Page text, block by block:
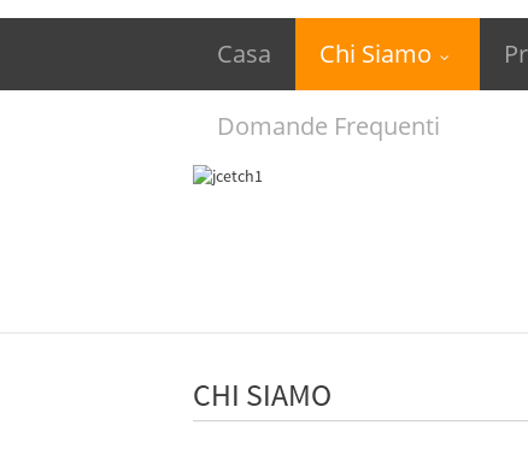
Casa Chi Siamo
Domande Frequenti
CHI SIAMO